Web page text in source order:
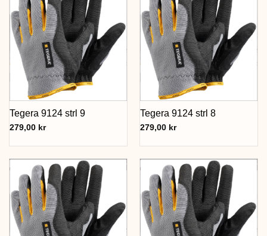
Tegera 9124 strl 9
279,00 kr
Tegera 9124 strl 8
279,00 kr